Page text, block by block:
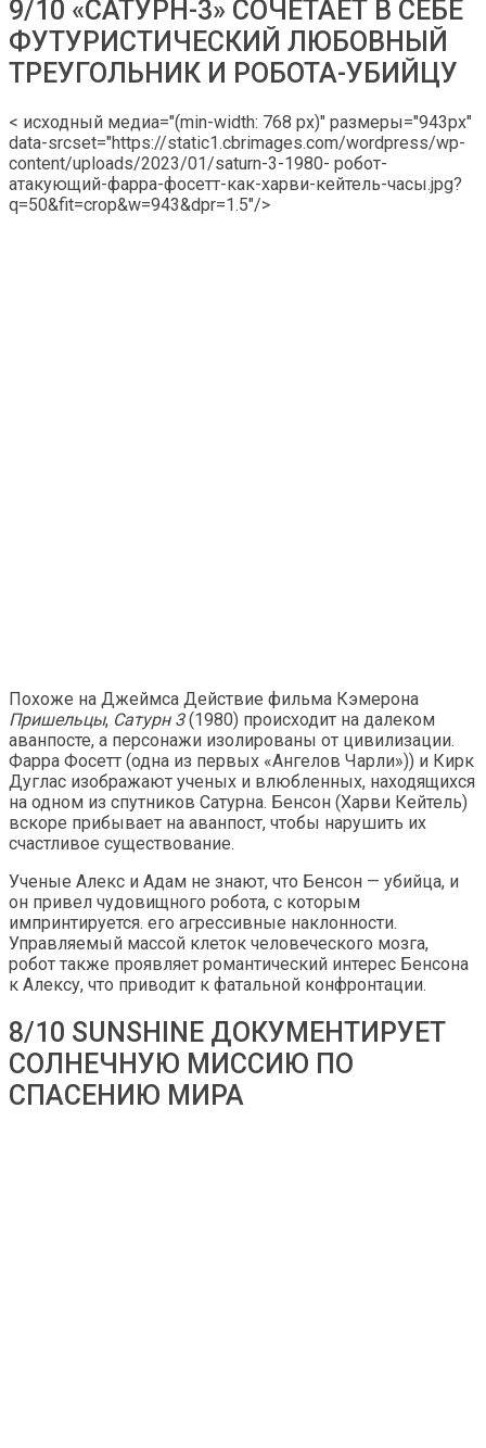
9/10 «САТУРН-3» СОЧЕТАЕТ В СЕБЕ
ФУТУРИСТИЧЕСКИЙ ЛЮБОВНЫЙ
ТРЕУГОЛЬНИК И РОБОТА-УБИЙЦУ
< исходный медиа="(min-width: 768 px)" размеры="943px"
data-srcset="https://static1.cbrimages.com/wordpress/wp-
content/uploads/2023/01/saturn-3-1980- робот-
атакующий-фарра-фосетт-как-харви-кейтель-часы.jpg?
q=50&fit=crop&w=943&dpr=1.5"/>
Похоже на Джеймса Действие фильма Кэмерона
Пришельцы, Сатурн 3(1980) происходит на далеком
аванпосте, а персонажи изолированы от цивилизации.
Фарра Фосетт (одна из первых «Ангелов Чарли»)) и Кирк
Дуглас изображают ученых и влюбленных, находящихся
на одном из спутников Сатурна. Бенсон (Харви Кейтель)
вскоре прибывает на аванпост, чтобы нарушить их
счастливое существование.
Ученые Алекс и Адам не знают, что Бенсон — убийца, и
он привел чудовищного робота, с которым
импринтируется. его агрессивные наклонности.
Управляемый массой клеток человеческого мозга,
робот также проявляет романтический интерес Бенсона
к Алексу, что приводит к фатальной конфронтации.
8/10 SUNSHINE ДОКУМЕНТИРУЕТ
СОЛНЕЧНУЮ МИССИЮ ПО
СПАСЕНИЮ МИРА